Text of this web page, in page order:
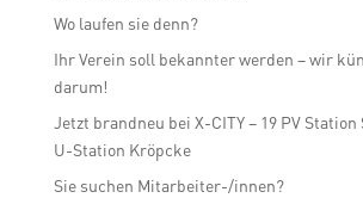
Wo laufen sie denn?
Ihr Verein soll bekannter werden – wir
darum!
Jetzt brandneu bei X-CITY – 19 PV
U-Station Kröpcke
Sie suchen Mitarbeiter-/innen?